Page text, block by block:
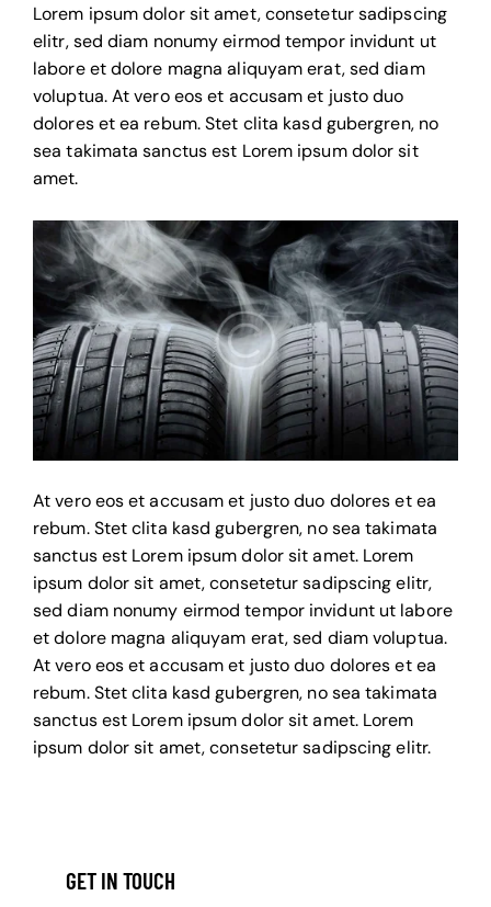
Lorem ipsum dolor sit amet, consetetur sadipscing
elitr, sed diam nonumy eirmod tempor invidunt ut
labore et dolore magna aliquyam erat, sed diam
voluptua. At vero eos et accusam et justo duo
dolores et ea rebum. Stet clita kasd gubergren, no
sea takimata sanctus est Lorem ipsum dolor sit
amet.
At vero eos et accusam et justo duo dolores et ea
rebum. Stet clita kasd gubergren, no sea takimata
sanctus est Lorem ipsum dolor sit amet. Lorem
ipsum dolor sit amet, consetetur sadipscing elitr,
sed diam nonumy eirmod tempor invidunt ut labore
et dolore magna aliquyam erat, sed diam voluptua.
At vero eos et accusam et justo duo dolores et ea
rebum. Stet clita kasd gubergren, no sea takimata
sanctus est Lorem ipsum dolor sit amet. Lorem
ipsum dolor sit amet, consetetur sadipscing elitr.
GET IN TOUCH